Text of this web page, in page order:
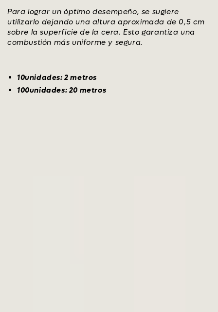
Para lograr un óptimo desempeño, se sugiere
utilizarlo dejando una altura aproximada de 0,5 cm
sobre la superficie de la cera. Esto garantiza una
combustión más uniforme y segura.
10unidades: 2 metros
100unidades: 20 metros